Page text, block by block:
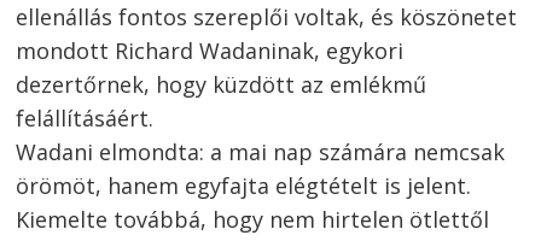
ellenállás fontos szereplői voltak, és köszönetet
mondott Richard Wadaninak, egykori
dezertőrnek, hogy küzdött az emlékmű
felállításáért.
Wadani elmondta: a mai nap számára nemcsak
örömöt, hanem egyfajta elégtételt is jelent.
Kiemelte továbbá, hogy nem hirtelen ötlettől